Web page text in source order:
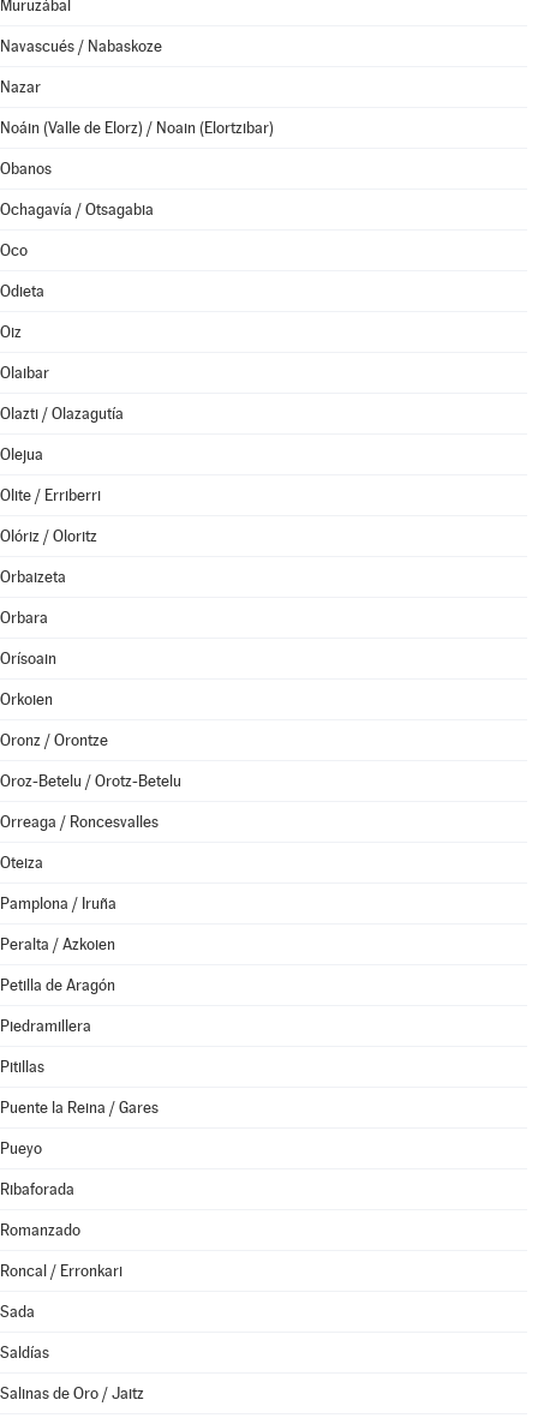
Muruzábal
Navascués / Nabaskoze
Nazar
Noáin (Valle de Elorz) / Noain (Elortzibar)
Obanos
Ochagavía / Otsagabia
Oco
Odieta
Oiz
Olaibar
Olazti / Olazagutía
Olejua
Olite / Erriberri
Olóriz / Oloritz
Orbaizeta
Orbara
Orísoain
Orkoien
Oronz / Orontze
Oroz-Betelu / Orotz-Betelu
Orreaga / Roncesvalles
Oteiza
Pamplona / Iruña
Peralta / Azkoien
Petilla de Aragón
Piedramillera
Pitillas
Puente la Reina / Gares
Pueyo
Ribaforada
Romanzado
Roncal / Erronkari
Sada
Saldías
Salinas de Oro / Jaitz